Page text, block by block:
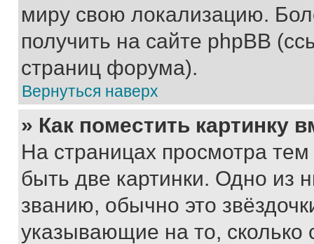
миру свою локализацию.
получить на сайте phpBB
страниц форума).
Вернуться наверх
» Как поместить картинку
На страницах просмотра
быть две картинки. Одно из
званию, обычно это
указывающие на то,